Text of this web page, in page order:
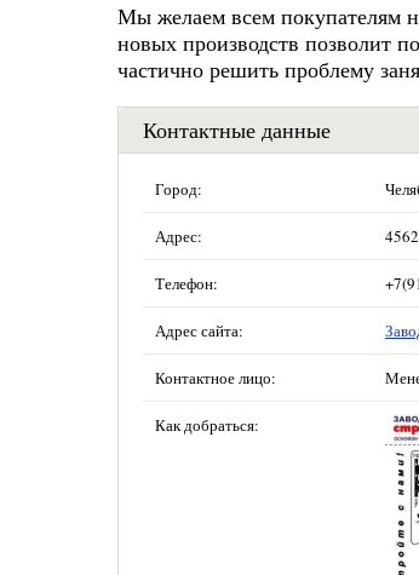
Мы желаем всем покупателям
новых производств позволит
частично решить проблему
Контактные данные
Город:
Адрес:
Телефон:
Адрес сайта:
Контактное лицо:
Как добраться: